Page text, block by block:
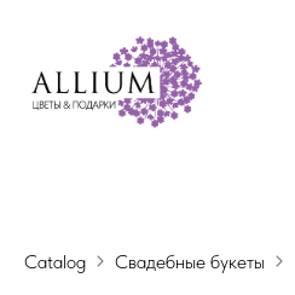
Catalog Свадебные букеты